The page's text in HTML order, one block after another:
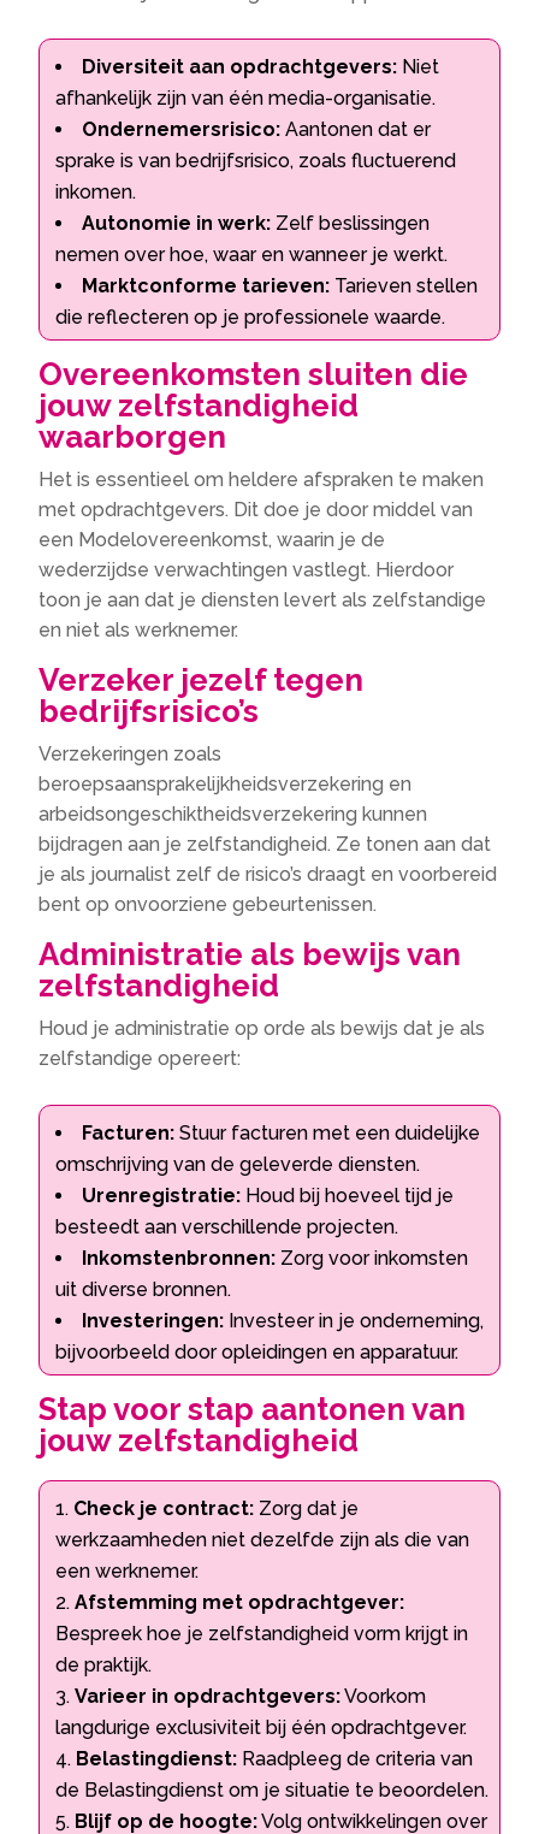
Diversiteit aan opdrachtgevers: Niet
afhankelijk zijn van één media-organisatie.​
Ondernemersrisico: Aantonen dat er
sprake is van bedrijfsrisico, zoals fluctuerend
inkomen.​
Autonomie in werk: Zelf beslissingen
nemen over hoe, waar en wanneer je werkt.​
Marktconforme tarieven: Tarieven stellen
die reflecteren op je professionele waarde.​
Overeenkomsten sluiten die
jouw zelfstandigheid
waarborgen
Het is essentieel om heldere afspraken te maken
met opdrachtgevers.​ Dit doe je door middel van
een Modelovereenkomst, waarin je de
wederzijdse verwachtingen vastlegt.​ Hierdoor
toon je aan dat je diensten levert als zelfstandige
en niet als werknemer.​
Verzeker jezelf tegen
bedrijfsrisico’s
Verzekeringen zoals
beroepsaansprakelijkheidsverzekering en
arbeidsongeschiktheidsverzekering kunnen
bijdragen aan je zelfstandigheid.​ Ze tonen aan dat
je als journalist zelf de risico’s draagt en voorbereid
bent op onvoorziene gebeurtenissen.​
Administratie als bewijs van
zelfstandigheid
Houd je administratie op orde als bewijs dat je als
zelfstandige opereert:
Facturen: Stuur facturen met een duidelijke
omschrijving van de geleverde diensten.​
Urenregistratie: Houd bij hoeveel tijd je
besteedt aan verschillende projecten.​
Inkomstenbronnen: Zorg voor inkomsten
uit diverse bronnen.​
Investeringen: Investeer in je onderneming,
bijvoorbeeld door opleidingen en apparatuur.​
Stap voor stap aantonen van
jouw zelfstandigheid
Check je contract: Zorg dat je
werkzaamheden niet dezelfde zijn als die van
een werknemer.​
Afstemming met opdrachtgever:
Bespreek hoe je zelfstandigheid vorm krijgt in
de praktijk.​
Varieer in opdrachtgevers:Voorkom
langdurige exclusiviteit bij één opdrachtgever.​
Belastingdienst: Raadpleeg de criteria van
de Belastingdienst om je situatie te beoordelen.​
Blijf op de hoogte:Volg ontwikkelingen over